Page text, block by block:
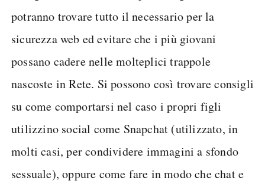
potranno trovare tutto il necessario per la
sicurezza web ed evitare che i più giovani
possano cadere nelle molteplici trappole
nascoste in Rete. Si possono così trovare consigli
su come comportarsi nel caso i propri figli
utilizzino social come Snapchat (utilizzato, in
molti casi, per condividere immagini a sfondo
sessuale), oppure come fare in modo che chat e